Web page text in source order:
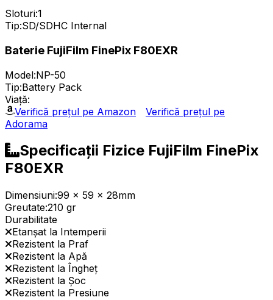
Sloturi:1
Tip:SD/SDHC Internal
Baterie FujiFilm FinePix F80EXR
Model:NP-50
Tip:Battery Pack
Viață:
Verifică prețul pe Amazon
Verifică prețul pe
Adorama
Specificații Fizice FujiFilm FinePix
F80EXR
Dimensiuni:99 x 59 x 28mm
Greutate:210 gr
Durabilitate
Etanșat la Intemperii
Rezistent la Praf
Rezistent la Apă
Rezistent la Îngheț
Rezistent la Șoc
Rezistent la Presiune